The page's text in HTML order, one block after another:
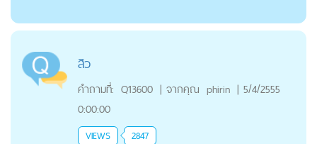
สิว
คำถามที่: Q13600 | จากคุณ phirin | 5/4/2555
0:00:00
VIEWS 2847